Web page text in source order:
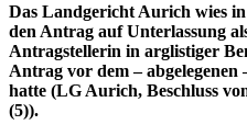
Das Landgericht Aurich wies
den Antrag auf Unterlassung
Antragstellerin in arglistiger
Antrag vor dem –
hatte (LG Aurich, Beschluss
(5)).